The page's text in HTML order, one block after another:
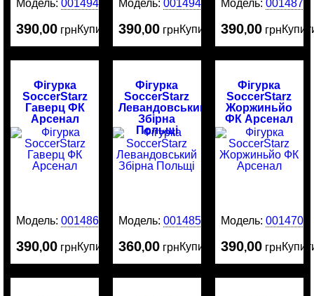
Модель:0014943
390,00 грнКупити
Модель:0014942
390,00 грнКупити
Модель: 0014874
390,00 грн
Фігурка
SoccerStarz
Гаверц ФК
Арсенал
Модель:0014865
390,00 грнКупити
Фігурка
SoccerStarz
Левандовський
Збірна
Польщі
Модель:0014859
360,00 грнКупити
Фігурка
SoccerStarz
Жоржиньйо
ФК Арсенал
Модель: 0014709
390,00 грн